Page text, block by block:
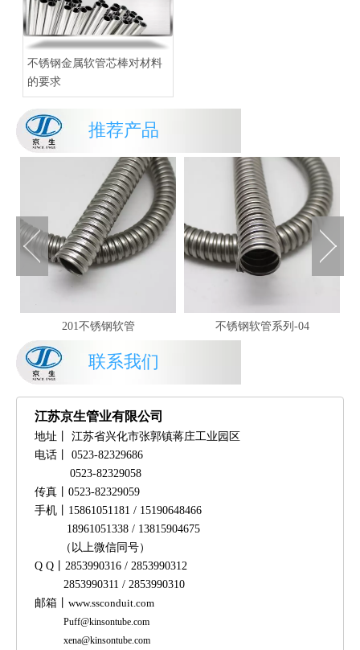
不锈钢金属软管芯棒对材料
的要求
推荐产品
201不锈钢软管 不锈钢软管系列-04
联系我们
江苏京生管业有限公司
地址丨 江苏省兴化市张郭镇蒋庄工业园区
电话丨 0523-82329686
0523-82329058
传真丨 0523-82329059
手机
15861051181 / 15190648466
18961051338 / 13815904675
（以上微信同号）
Q Q
2853990316 / 2853990312
2853990311 / 2853990310
邮箱
www.ssconduit.com
Puff@kinsontube.com
xena@kinsontube.com